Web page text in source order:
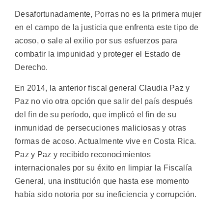
Desafortunadamente, Porras no es la primera mujer
en el campo de la justicia que enfrenta este tipo de
acoso, o sale al exilio por sus esfuerzos para
combatir la impunidad y proteger el Estado de
Derecho.
En 2014, la anterior fiscal general Claudia Paz y
Paz no vio otra opción que salir del país después
del fin de su período, que implicó el fin de su
inmunidad de persecuciones maliciosas y otras
formas de acoso. Actualmente vive en Costa Rica.
Paz y Paz y recibido reconocimientos
internacionales por su éxito en limpiar la Fiscalía
General, una institución que hasta ese momento
había sido notoria por su ineficiencia y corrupción.